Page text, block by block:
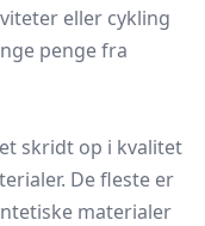
eller cykling
penge fra
skridt op i kvalitet
De fleste er
materialer